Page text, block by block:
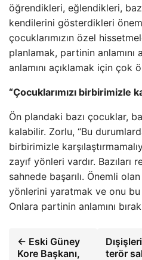
öğrendikleri, eğlendikleri,
kendilerini gösterdikleri
çocuklarımızın özel
planlamak, partinin anlamını
anlamını açıklamak için çok
“Çocuklarımızı birbirimizle
Ön plandaki bazı çocuklar,
kalabilir. Zorlu, “Bu
birbirimizle
zayıf yönleri vardır. Bazıları
sahnede başarılı. Önemli
yönlerini yaratmak ve onu
Onlara partinin anlamını
← Eski Güney
Kore Başkanı,
terör